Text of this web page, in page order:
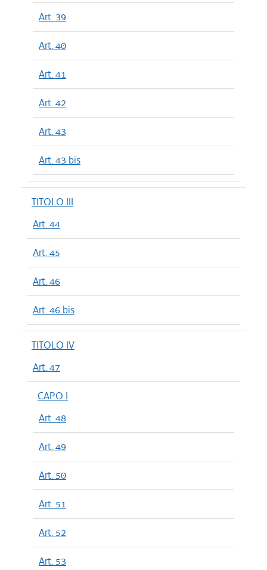
Art. 39
Art. 40
Art. 41
Art. 42
Art. 43
Art. 43 bis
TITOLO III
Art. 44
Art. 45
Art. 46
Art. 46 bis
TITOLO IV
Art. 47
CAPO I
Art. 48
Art. 49
Art. 50
Art. 51
Art. 52
Art. 53